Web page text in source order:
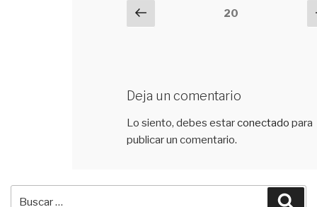
Navegación
de
Previous 20
Deja un comentario
Lo siento, debes estarconectado para
publicar un comentario.